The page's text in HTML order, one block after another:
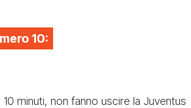
10:
minuti, non fanno uscire la Juventus